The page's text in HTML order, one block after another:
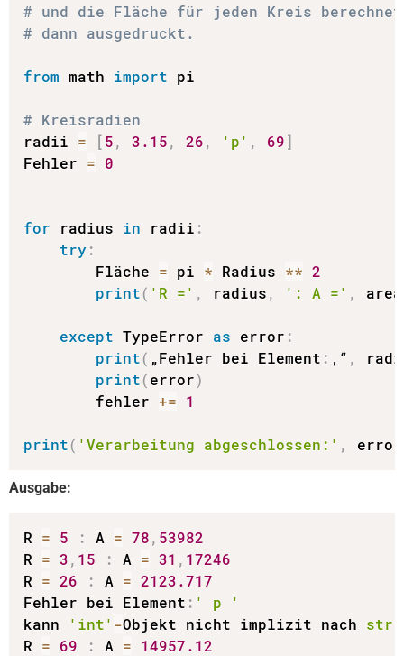
# und die Fläche für jeden Kreis berechnet
# dann ausgedruckt.
from math import pi
# Kreisradien
radii = [5, 3.15, 26, 'p' , 69]
Fehler = 0
for radius in radii :
try:
        Fläche
= pi * Radius ** 2
print( 'R =' , radius, ': A =' , area
except TypeError as error :
print( „Fehler bei Element : ‚“ ,
print(error)
        fehler
+= 1
print( 'Verarbeitung abgeschlossen:' ,
Ausgabe:
R = 5 : A = 78, 53982
R = 3, 15 : A = 31 , 17246
R = 26 : A = 2123.717
Fehler bei Element : ' p '
kann
'int' -Objekt nicht implizit nach str
R = 69 : A = 14957.12